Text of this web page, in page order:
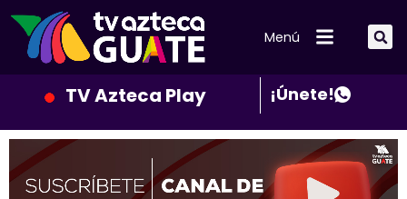
Menú
TV Azteca Play ¡Únete!